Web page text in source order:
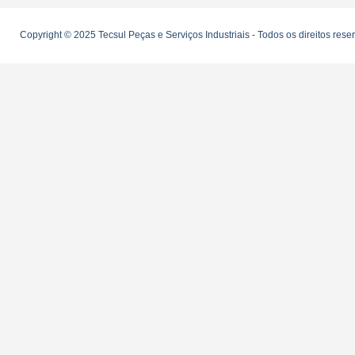
Copyright © 2025 Tecsul Peças e Serviços Industriais - Todos os direitos